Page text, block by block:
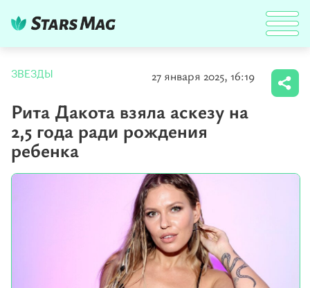
ЗВЕЗДЫ 27 января 2025, 16:19
Рита Дакота взяла аскезу на
2,5 года ради рождения
ребенка